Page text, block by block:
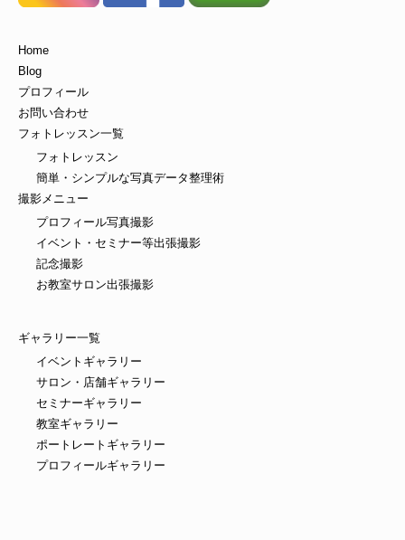
Home
Blog
プロフィール
お問い合わせ
フォトレッスン一覧
フォトレッスン
簡単・シンプルな写真データ整理術
撮影メニュー
プロフィール写真撮影
イベント・セミナー等出張撮影
記念撮影
お教室サロン出張撮影
ギャラリー一覧
イベントギャラリー
サロン・店舗ギャラリー
セミナーギャラリー
教室ギャラリー
ポートレートギャラリー
プロフィールギャラリー